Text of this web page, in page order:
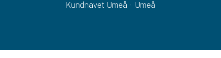
Kundnavet Umeå · Umeå